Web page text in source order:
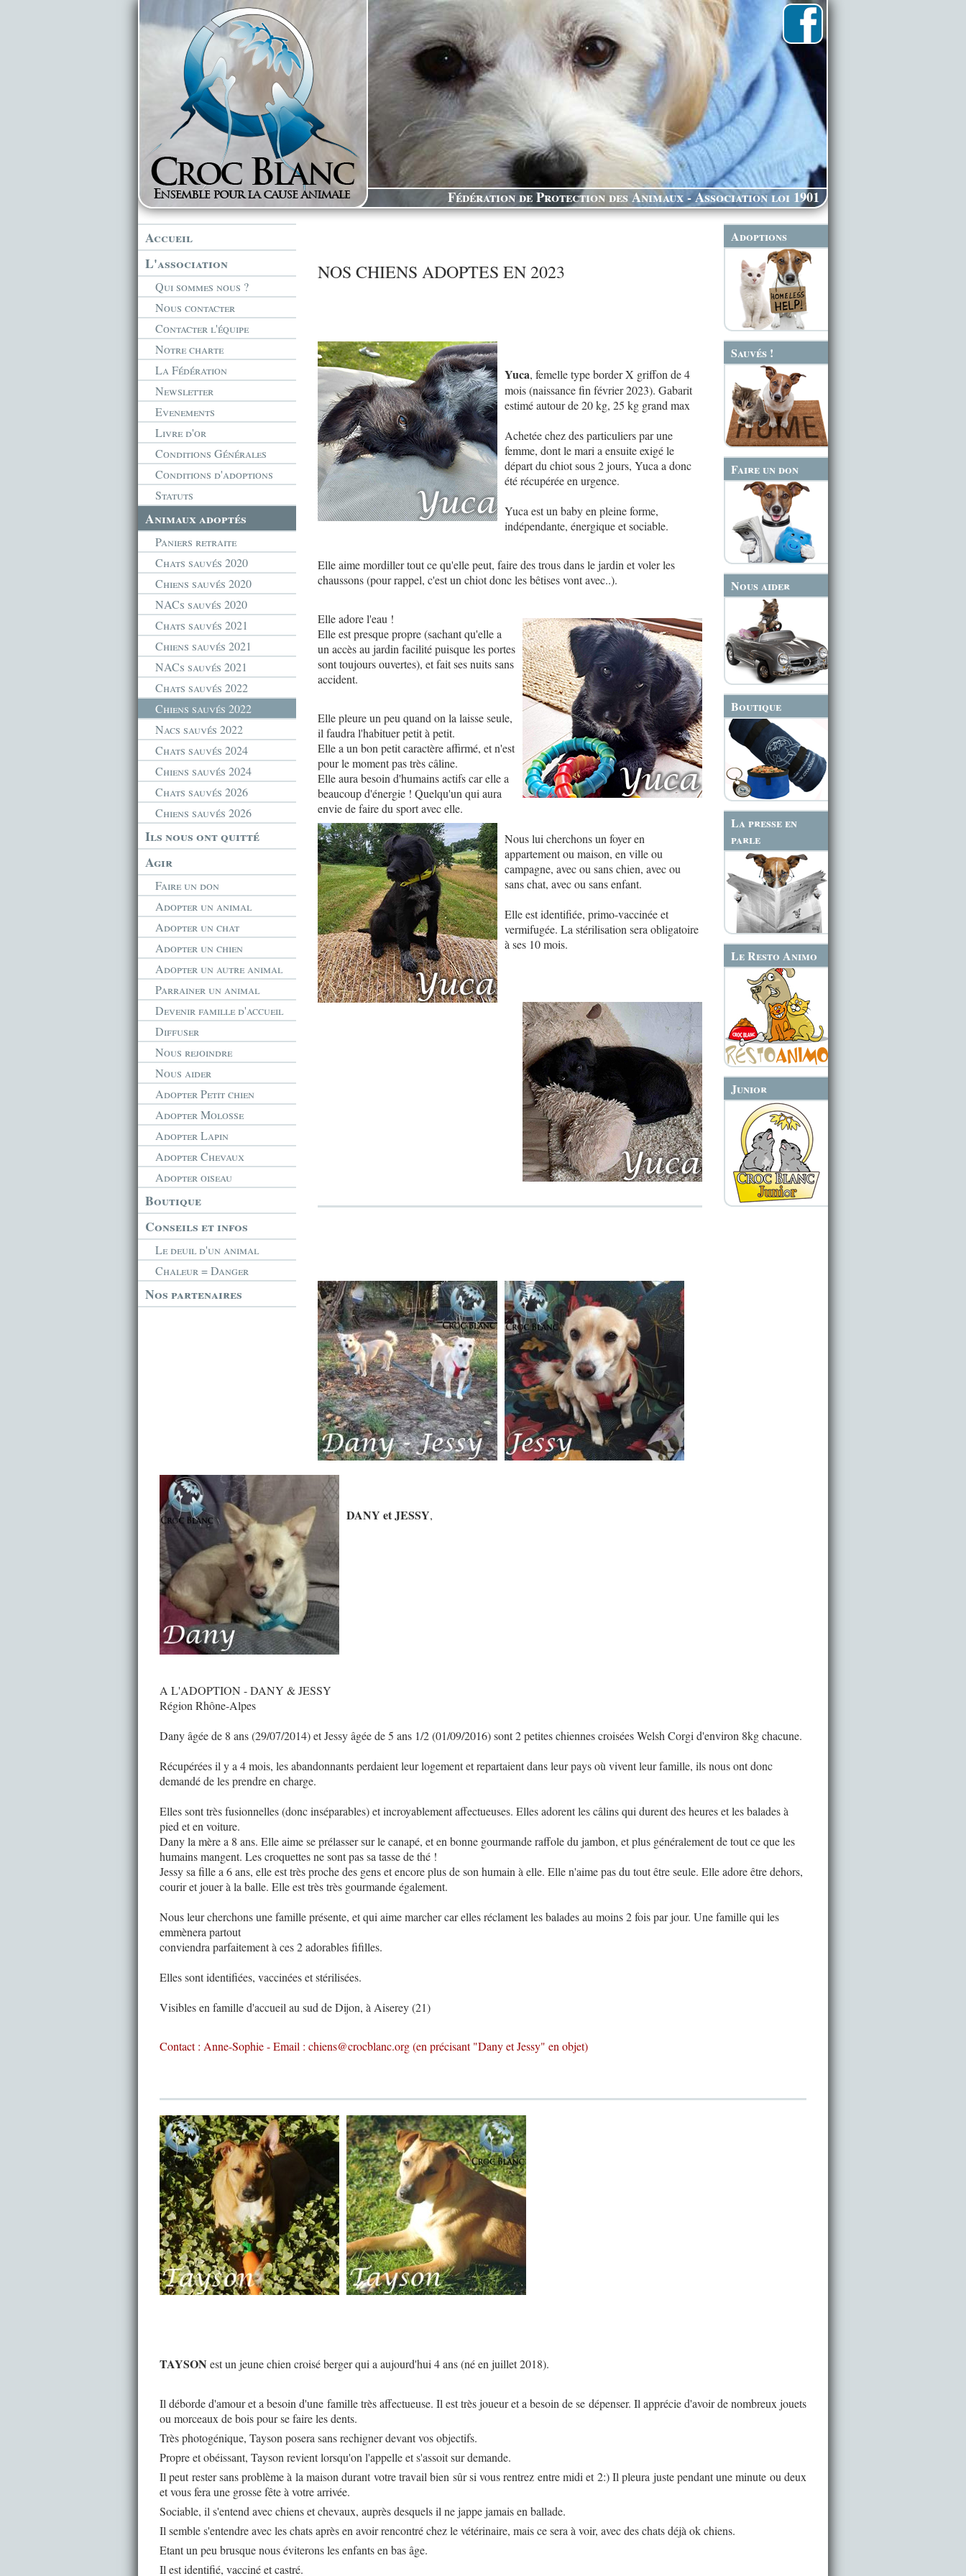
Fédération de Protection des Animaux - Association loi 1901
Accueil
L'association
Qui sommes nous ?
Nous contacter
Contacter l'équipe
Notre charte
La Fédération
Newsletter
Evenements
Livre d'or
Conditions Générales
Conditions d'adoptions
Statuts
Animaux adoptés
Paniers retraite
Chats sauvés 2020
Chiens sauvés 2020
NACs sauvés 2020
Chats sauvés 2021
Chiens sauvés 2021
NACs sauvés 2021
Chats sauvés 2022
Chiens sauvés 2022
Nacs sauvés 2022
Chats sauvés 2024
Chiens sauvés 2024
Chats sauvés 2026
Chiens sauvés 2026
Ils nous ont quitté
Agir
Faire un don
Adopter un animal
Adopter un chat
Adopter un chien
Adopter un autre animal
Parrainer un animal
Devenir famille d'accueil
Diffuser
Nous rejoindre
Nous aider
Adopter Petit chien
Adopter Molosse
Adopter Lapin
Adopter Chevaux
Adopter oiseau
Boutique
Conseils et infos
Le deuil d'un animal
Chaleur = Danger
Nos partenaires
Adoptions
Sauvés !
Faire un don
Nous aider
Boutique
La presse en
parle
Le Resto Animo
Junior
NOS CHIENS ADOPTES EN 2023
Yuca, femelle type border X griffon de 4
mois (naissance fin février 2023). Gabarit
estimé autour de 20 kg, 25 kg grand max
Achetée chez des particuliers par une
femme, dont le mari a ensuite exigé le
départ du chiot sous 2 jours, Yuca a donc
été récupérée en urgence.
Yuca est un baby en pleine forme,
indépendante, énergique et sociable.
Elle aime mordiller tout ce qu'elle peut, faire des trous dans le jardin et voler les
chaussons (pour rappel, c'est un chiot donc les bêtises vont avec..).
Elle adore l'eau !
Elle est presque propre (sachant qu'elle a
un accès au jardin facilité puisque les portes
sont toujours ouvertes), et fait ses nuits sans
accident.
Elle pleure un peu quand on la laisse seule,
il faudra l'habituer petit à petit.
Elle a un bon petit caractère affirmé, et n'est
pour le moment pas très câline.
Elle aura besoin d'humains actifs car elle a
beaucoup d'énergie ! Quelqu'un qui aura
envie de faire du sport avec elle.
Nous lui cherchons un foyer en
appartement ou maison, en ville ou
campagne, avec ou sans chien, avec ou
sans chat, avec ou sans enfant.
Elle est identifiée, primo-vaccinée et
vermifugée. La stérilisation sera obligatoire
à ses 10 mois.
DANY et JESSY,
A L'ADOPTION - DANY & JESSY
Région Rhône-Alpes
Dany âgée de 8 ans (29/07/2014) et Jessy âgée de 5 ans 1/2 (01/09/2016) sont 2 petites chiennes croisées Welsh Corgi d'environ 8kg chacune.
Récupérées il y a 4 mois, les abandonnants perdaient leur logement et repartaient dans leur pays où vivent leur famille, ils nous ont donc
demandé de les prendre en charge.
Elles sont très fusionnelles (donc inséparables) et incroyablement affectueuses. Elles adorent les câlins qui durent des heures et les balades à
pied et en voiture.
Dany la mère a 8 ans. Elle aime se prélasser sur le canapé, et en bonne gourmande raffole du jambon, et plus généralement de tout ce que les
humains mangent. Les croquettes ne sont pas sa tasse de thé !
Jessy sa fille a 6 ans, elle est très proche des gens et encore plus de son humain à elle. Elle n'aime pas du tout être seule. Elle adore être dehors,
courir et jouer à la balle. Elle est très très gourmande également.
Nous leur cherchons une famille présente, et qui aime marcher car elles réclament les balades au moins 2 fois par jour. Une famille qui les
emmènera partout
conviendra parfaitement à ces 2 adorables fifilles.
Elles sont identifiées, vaccinées et stérilisées.
Visibles en famille d'accueil au sud de Dijon, à Aiserey (21)
Contact : Anne-Sophie - Email : chiens@crocblanc.org(en précisant "Dany et Jessy" en objet)
TAYSON est un jeune chien croisé berger qui a aujourd'hui 4 ans (né en juillet 2018).
Il déborde d'amour et a besoin d'une famille très affectueuse. Il est très joueur et a besoin de se dépenser. Il apprécie d'avoir de nombreux jouets
ou morceaux de bois pour se faire les dents.
Très photogénique, Tayson posera sans rechigner devant vos objectifs.
Propre et obéissant, Tayson revient lorsqu'on l'appelle et s'assoit sur demande.
Il peut rester sans problème à la maison durant votre travail bien sûr si vous rentrez entre midi et 2:) Il pleura juste pendant une minute ou deux
et vous fera une grosse fête à votre arrivée.
Sociable, il s'entend avec chiens et chevaux, auprès desquels il ne jappe jamais en ballade.
Il semble s'entendre avec les chats après en avoir rencontré chez le vétérinaire, mais ce sera à voir, avec des chats déjà ok chiens.
Etant un peu brusque nous éviterons les enfants en bas âge.
Il est identifié, vacciné et castré.